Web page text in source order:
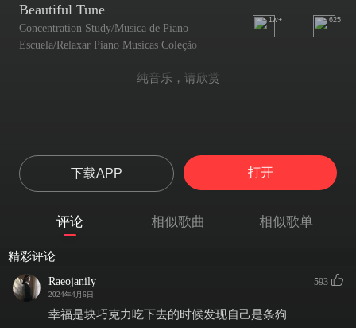
Beautiful Tune
Concentration Study/Musica de Piano
Escuela/Relaxar Piano Musicas Coleção
1w+ 625
纯音乐，请欣赏
下载APP 打开
评论 相似歌曲 相似歌单
精彩评论
Raeojanily
2024年4月6日
593
幸福是块巧克力吃下去的时候发现自己是条狗